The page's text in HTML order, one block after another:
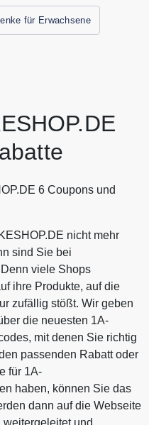
auf verschiedenste
Sparen Sie jetzt durch
für Erwachsene
6 Coupons und
nicht mehr
sind Sie bei
viele Shops
ihre Produkte, auf die
zufällig stößt. Wir geben
die neuesten 1A-
mit denen Sie richtig
passenden Rabatt oder
für 1A-
haben, können Sie das
dann auf die Webseite
und